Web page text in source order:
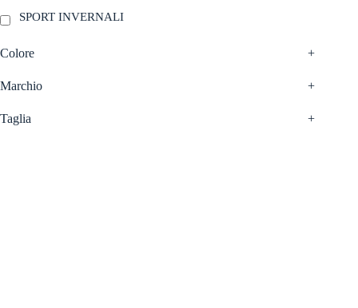
scelte
SPORT INVERNALI
Colore +
Marchio +
Taglia +